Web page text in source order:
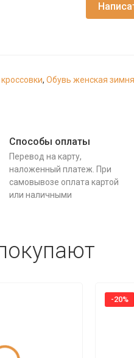
, Обувь женская
Способы оплаты
Перевод на карту,
наложенный платеж. При
самовывозе оплата картой
или наличными
-20%